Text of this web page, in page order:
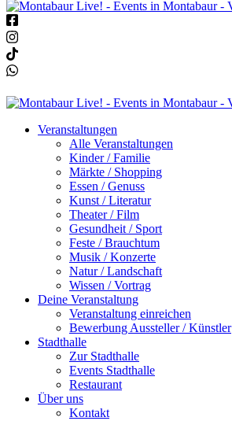
Veranstaltungen
Alle Veranstaltungen
Kinder / Familie
Märkte / Shopping
Essen / Genuss
Kunst / Literatur
Theater / Film
Gesundheit / Sport
Feste / Brauchtum
Musik / Konzerte
Natur / Landschaft
Wissen / Vortrag
Deine Veranstaltung
Veranstaltung einreichen
Bewerbung Aussteller / Künstler
Stadthalle
Zur Stadthalle
Events Stadthalle
Restaurant
Über uns
Kontakt